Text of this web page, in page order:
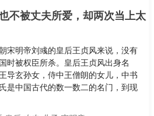
不被丈夫所爱，却两次当上太
宋明帝刘彧的皇后王贞风来说，没有
时被权臣所杀。皇后王贞风出身名
导玄孙女，侍中王僧朗的女儿，中书
是中国古代的数一数二的名门，到现